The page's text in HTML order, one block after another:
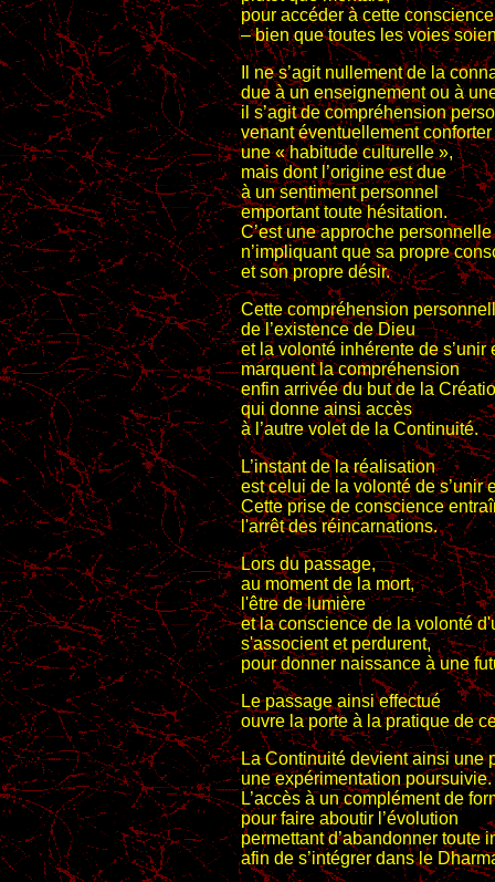
pour accéder à cette
– bien que toutes les voies
Il ne s’agit nullement de la
due à un enseignement ou à
il s’agit de compréhension
venant éventuellement conforter
une « habitude culturelle »,
mais dont l’origine est due
à un sentiment personnel
emportant toute hésitation.
C’est une approche personnelle
n’impliquant que sa propre
et son propre désir.
Cette compréhension
de l’existence de Dieu
et la volonté inhérente de s’unir
marquent la compréhension
enfin arrivée du but de la
qui donne ainsi accès
à l’autre volet de la Continuité.
L’instant de la réalisation
est celui de la volonté de s’unir
Cette prise de conscience
l'arrêt des réincarnations.
Lors du passage,
au moment de la mort,
l'être de lumière
et la conscience de la volonté
s'associent et perdurent,
pour donner naissance à une
Le passage ainsi effectué
ouvre la porte à la pratique de
La Continuité devient ainsi une
une expérimentation poursuivie.
L’accès à un complément de
pour faire aboutir l’évolution
permettant d’abandonner toute
afin de s’intégrer dans le